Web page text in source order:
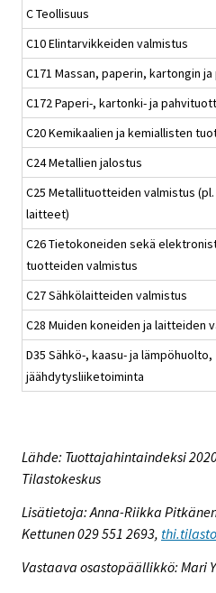
C Teollisuus
C10 Elintarvikkeiden valmistus
C171 Massan, paperin, kartongin
C172 Paperi-, kartonki- ja
C20 Kemikaalien ja kemiallisten
C24 Metallien jalostus
C25 Metallituotteiden valmistus
laitteet)
C26 Tietokoneiden sekä
tuotteiden valmistus
C27 Sähkölaitteiden valmistus
C28 Muiden koneiden ja laitteiden
D35 Sähkö-, kaasu- ja lämpöhuolto,
jäähdytysliiketoiminta
Lähde: Tuottajahintaindeksi
Tilastokeskus
Lisätietoja: Anna-Riikka
Kettunen 029 551 2693,
Vastaava osastopäällikkö: Mari